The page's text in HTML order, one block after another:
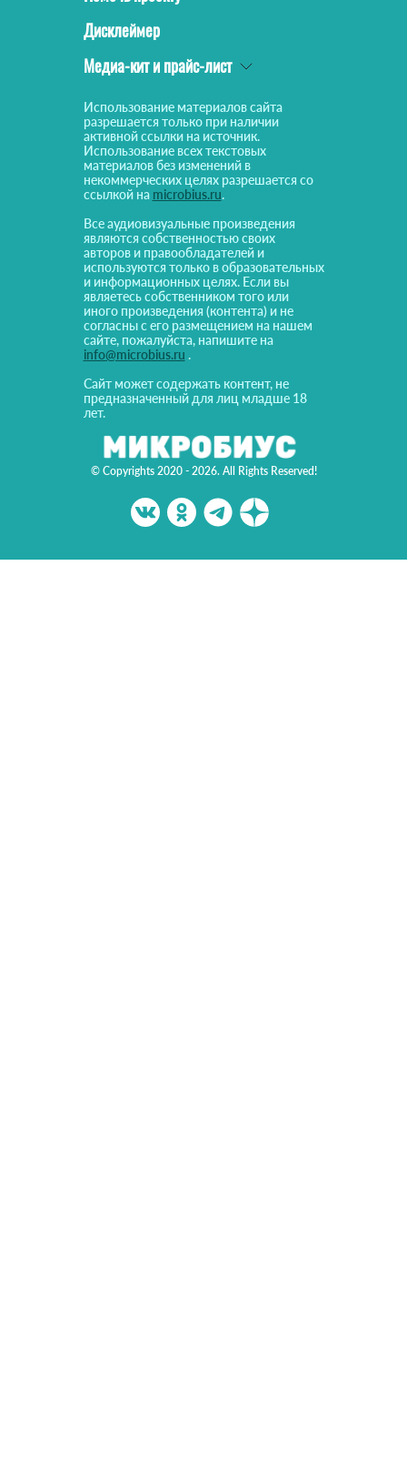
© Copyrights 2020 - 2026. All Rights Reserved!
Дисклеймер
Медиа-кит и прайс-лист
Использование материалов сайта
разрешается только при наличии
активной ссылки на источник.
Использование всех текстовых
материалов без изменений в
некоммерческих целях разрешается со
ссылкой на microbius.ru.
Все аудиовизуальные произведения
являются собственностью своих
авторов и правообладателей и
используются только в образовательных
и информационных целях. Если вы
являетесь собственником того или
иного произведения (контента) и не
согласны с его размещением на нашем
сайте, пожалуйста, напишите на
info@microbius.ru .
Сайт может содержать контент, не
предназначенный для лиц младше 18
лет.